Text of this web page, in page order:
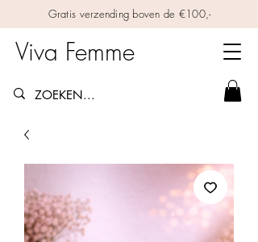
Gratis verzending boven de €100,-
Viva Femme